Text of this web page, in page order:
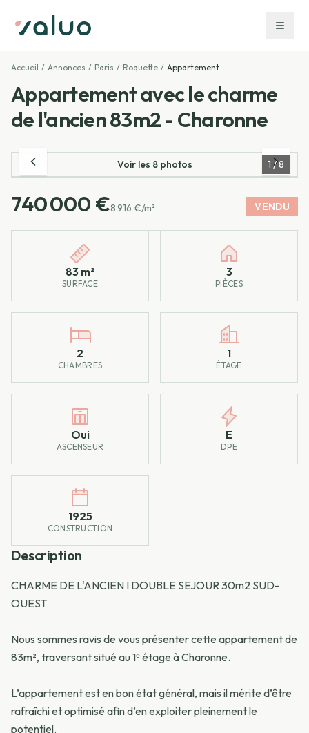
Accueil / Annonces / Paris / Roquette / Appartement
Appartement avec le charme
de l'ancien 83m2 - Charonne
1 /8
Voir les 8photos
740 000 €8 916 €/m² VENDU
Caractéristiques principales
83 m²
SURFACE
3
PIÈCES
2
CHAMBRES
1
ÉTAGE
Oui
ASCENSEUR
E
DPE
1925
CONSTRUCTION
Description
CHARME DE L'ANCIEN I DOUBLE SEJOUR 30m2 SUD-
OUEST
Nous sommes ravis de vous présenter cette appartement de
83m², traversant situé au 1ᵉ étage à Charonne.
L’appartement est en bon état général, mais il mérite d’être
rafraîchi et optimisé afin d’en exploiter pleinement le
potentiel.